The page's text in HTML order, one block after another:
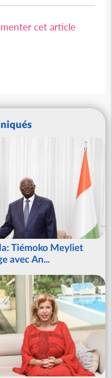
cet article
Tiémoko Meyliet
avec An...